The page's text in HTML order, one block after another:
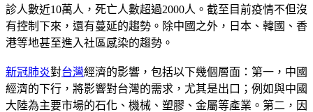
診人數近10萬人，死亡人數超過2000人。截至目前疫情不但沒
有控制下來，還有蔓延的趨勢。除中國之外，日本、韓國、香
港等地甚至進入社區感染的趨勢。
新冠肺炎對台灣經濟的影響，包括以下幾個層面：第一，中國
經濟的下行，將影響對台灣的需求，尤其是出口；例如與中國
大陸為主要市場的石化、機械、塑膠、金屬等產業。第二，因